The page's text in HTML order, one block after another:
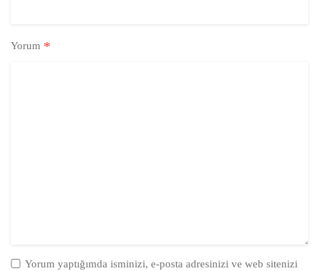
Yorum *
Yorum yaptığımda isminizi, e-posta adresinizi ve web sitenizi